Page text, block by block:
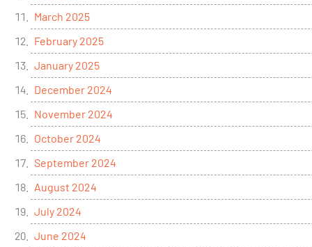
March 2025
February 2025
January 2025
December 2024
November 2024
October 2024
September 2024
August 2024
July 2024
June 2024